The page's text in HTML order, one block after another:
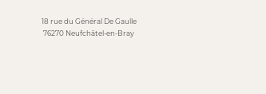
18 rue du Général De Gaulle
76270 Neufchâtel-en-Bray